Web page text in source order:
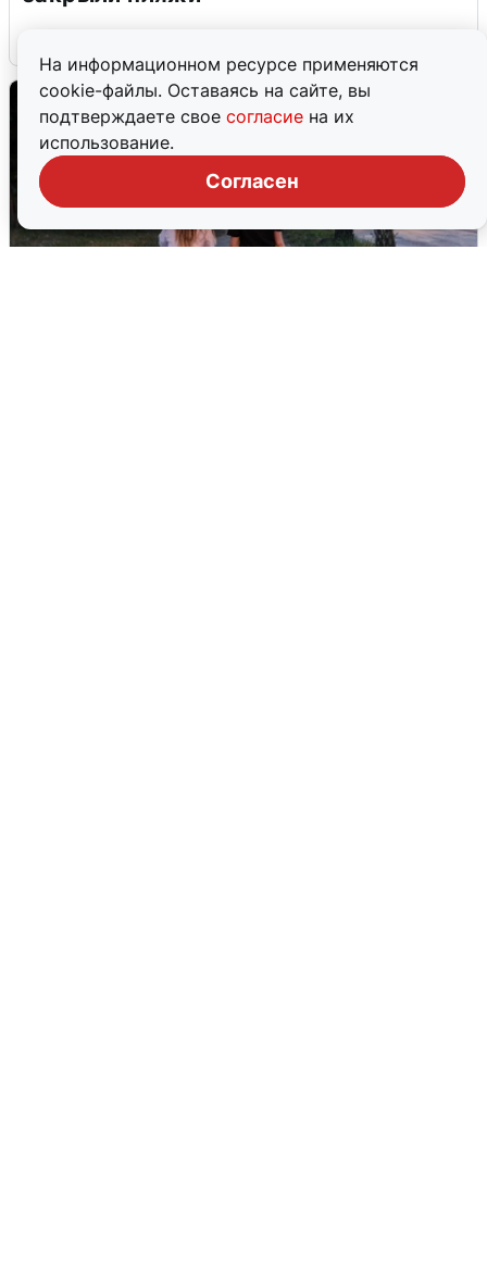
На информационном ресурсе применяются
cookie-файлы. Оставаясь на сайте, вы
подтверждаете свое согласие на их
использование.
Согласен